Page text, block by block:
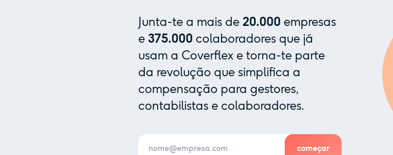
Junta-te a mais de 20.000 empresas
e 375.000 colaboradores que já
usam a Coverflex e torna-te parte
da revolução que simplifica a
compensação para gestores,
contabilistas e colaboradores.